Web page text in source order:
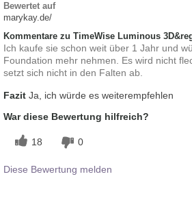
Bewertet auf
marykay.de/
Kommentare zu TimeWise Luminous
Ich kaufe sie schon weit über 1 Jahr und
Foundation mehr nehmen. Es wird nicht
setzt sich nicht in den Falten ab.
Fazit Ja, ich würde es weiterempfehlen
War diese Bewertung hilfreich?
18 0
Diese Bewertung melden